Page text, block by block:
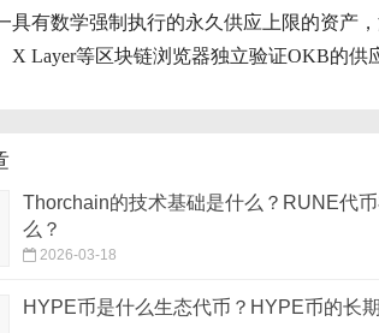
具有数学强制执行的永久供应上限的资产
X Layer等区块链浏览器独立验证OKB的供
Thorchain的技术基础是什么？RUNE代
么？
2026-03-18
HYPE币是什么生态代币？HYPE币的长